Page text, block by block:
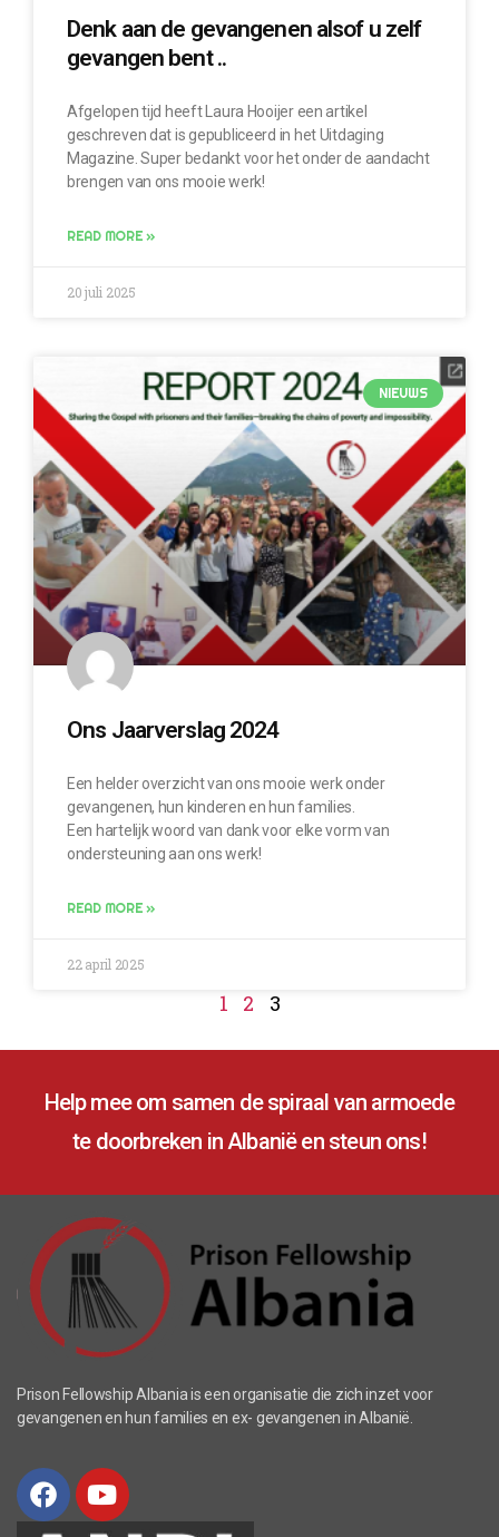
Denk aan de gevangenen alsof u zelf
gevangen bent ..
Afgelopen tijd heeft Laura Hooijer een artikel
geschreven dat is gepubliceerd in het Uitdaging
Magazine. Super bedankt voor het onder de aandacht
brengen van ons mooie werk!
READ MORE »
20 juli 2025
NIEUWS
Ons Jaarverslag 2024
Een helder overzicht van ons mooie werk onder
gevangenen, hun kinderen en hun families.
Een hartelijk woord van dank voor elke vorm van
ondersteuning aan ons werk!
READ MORE »
22 april 2025
1 2 3
Help mee om samen de spiraal van armoede
te doorbreken in Albanië en steun ons!
Prison Fellowship Albania is een organisatie die zich inzet voor
gevangenen en hun families en ex- gevangenen in Albanië.